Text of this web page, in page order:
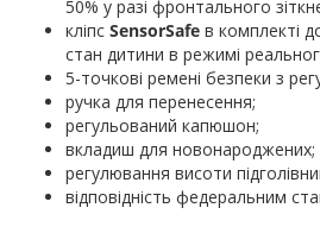
50% у разі фронтального
кліпс SensorSafe в комплекті
стан дитини в режимі
5-точкові ремені безпеки з
ручка для перенесення;
регульований капюшон;
вкладиш для новонароджених;
регулювання висоти
відповідність федеральним